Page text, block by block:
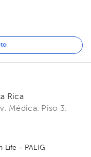
Rica
Médica. Piso 3.
Life - PALIG